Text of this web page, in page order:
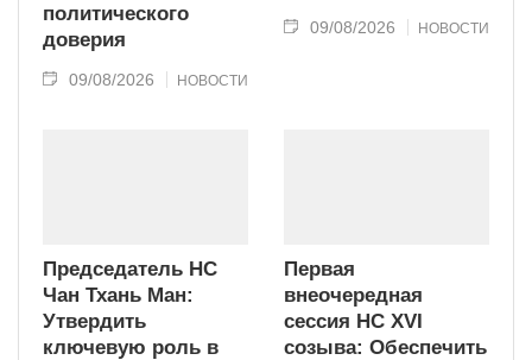
политического
доверия
09/08/2026 НОВОСТИ
09/08/2026 НОВОСТИ
Председатель НС
Чан Тхань Ман:
Утвердить
ключевую роль в
Первая
внеочередная
сессия НС XVI
созыва: Обеспечить